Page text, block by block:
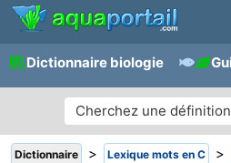
Dictionnaire biologie
Dictionnaire > Lexique mots en C >